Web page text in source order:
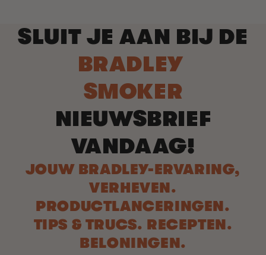
SLUIT JE AAN BIJ DE
BRADLEY
SMOKER
NIEUWSBRIEF
VANDAAG!
JOUW BRADLEY-ERVARING,
VERHEVEN.
PRODUCTLANCERINGEN.
TIPS & TRUCS. RECEPTEN.
BELONINGEN.